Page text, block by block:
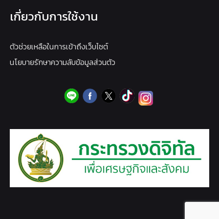
เกี่ยวกับการใช้งาน
ตัวช่วยเหลือในการเข้าถึงเว็บไซต์
นโยบายรักษาความลับข้อมูลส่วนตัว